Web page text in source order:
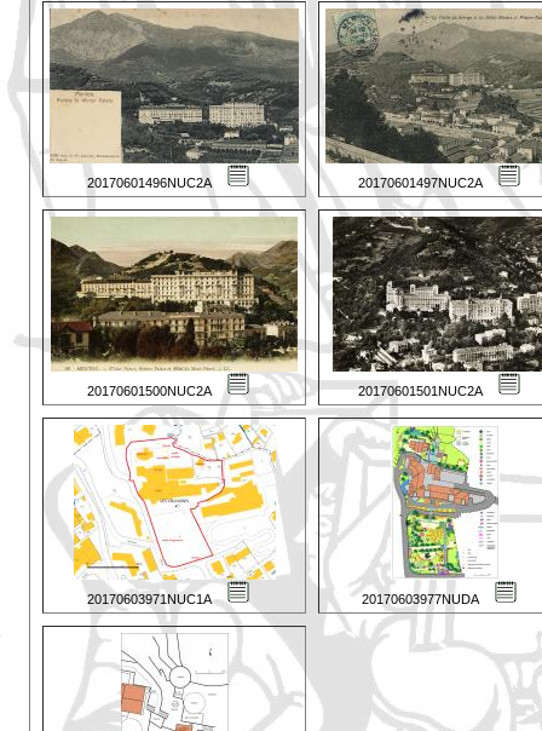
20170601496NUC2A 20170601497NUC2A
20170601500NUC2A 20170601501NUC2A
20170603971NUC1A 20170603977NUDA